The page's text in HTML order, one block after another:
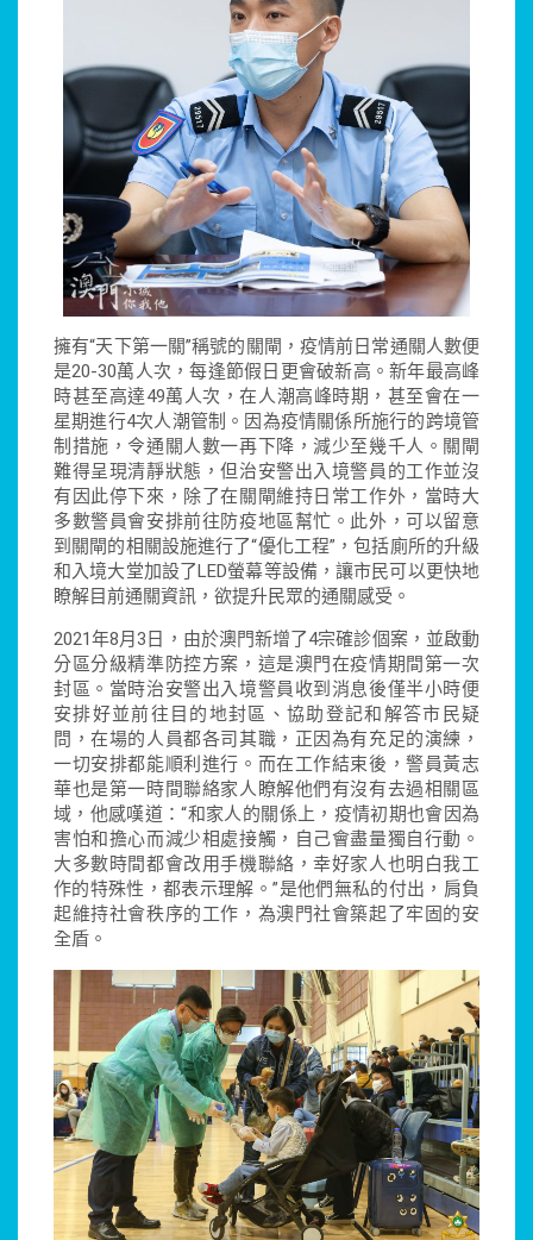
擁有“天下第一關”稱號的關閘，疫情前日常通關人數便
是20-30萬人次，每逢節假日更會破新高。新年最高峰
時甚至高達49萬人次，在人潮高峰時期，甚至會在一
星期進行4次人潮管制。因為疫情關係所施行的跨境管
制措施，令通關人數一再下降，減少至幾千人。關閘
難得呈現清靜狀態，但治安警出入境警員的工作並沒
有因此停下來，除了在關閘維持日常工作外，當時大
多數警員會安排前往防疫地區幫忙。此外，可以留意
到關閘的相關設施進行了“優化工程”，包括廁所的升級
和入境大堂加設了LED螢幕等設備，讓市民可以更快地
瞭解目前通關資訊，欲提升民眾的通關感受。
2021年8月3日，由於澳門新增了4宗確診個案，並啟動
分區分級精準防控方案，這是澳門在疫情期間第一次
封區。當時治安警出入境警員收到消息後僅半小時便
安排好並前往目的地封區、協助登記和解答市民疑
問，在場的人員都各司其職，正因為有充足的演練，
一切安排都能順利進行。而在工作結束後，警員黃志
華也是第一時間聯絡家人瞭解他們有沒有去過相關區
域，他感嘆道：“和家人的關係上，疫情初期也會因為
害怕和擔心而減少相處接觸，自己會盡量獨自行動。
大多數時間都會改用手機聯絡，幸好家人也明白我工
作的特殊性，都表示理解。”是他們無私的付出，肩負
起維持社會秩序的工作，為澳門社會築起了牢固的安
全盾。